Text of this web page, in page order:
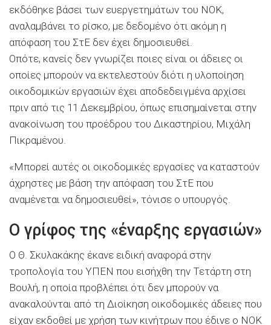
εκδόθηκε βάσει των ευεργετημάτων του ΝΟΚ,
αναλαμβάνει το ρίσκο, με δεδομένο ότι ακόμη η
απόφαση του ΣτΕ δεν έχει δημοσιευθεί.
Οπότε, κανείς δεν γνωρίζει ποιες είναι οι άδειες οι
οποίες μπορούν να εκτελεστούν διότι η υλοποίηση
οικοδομικών εργασιών έχει αποδεδειγμένα αρχίσει
πριν από τις 11 Δεκεμβρίου, όπως επισημαίνεται στην
ανακοίνωση του προέδρου του Δικαστηρίου, Μιχάλη
Πικραμένου.
«Μπορεί αυτές οι οικοδομικές εργασίες να καταστούν
άχρηστες με βάση την απόφαση του ΣτΕ που
αναμένεται να δημοσιευθεί», τόνισε ο υπουργός.
Ο γρίφος της «έναρξης εργασιών»
Ο Θ. Σκυλακάκης έκανε ειδική αναφορά στην
τροπολογία του ΥΠΕΝ που εισήχθη την Τετάρτη στη
Βουλή, η οποία προβλέπει ότι δεν μπορούν να
ανακαλούνται από τη Διοίκηση οικοδομικές άδειες που
είχαν εκδοθεί με χρήση των κινήτρων που έδινε ο ΝΟΚ